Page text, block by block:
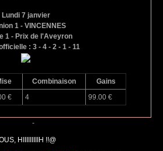
Lundi 7 janvier
1 - VINCENNES
1 - Prix de l'Aveyron
: 3 - 4 - 2 - 1 - 11
Combinaison
Gains
€ 4 99.00 €
-
HIIIIIIIIIH !!@